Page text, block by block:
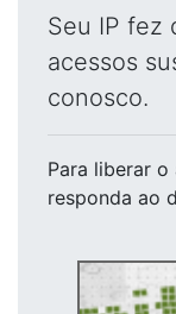
Seu IP fez
acessos
conosco.
Para liberar o
responda ao